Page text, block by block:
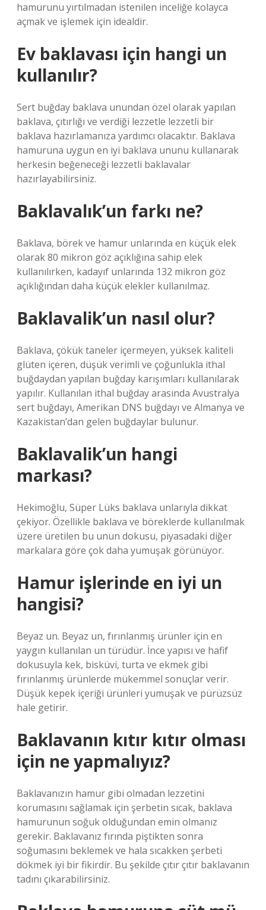
hamurunu yırtılmadan istenilen inceliğe kolayca
açmak ve işlemek için idealdir.
Ev baklavası için hangi un
kullanılır?
Sert buğday baklava unundan özel olarak yapılan
baklava, çıtırlığı ve verdiği lezzetle lezzetli bir
baklava hazırlamanıza yardımcı olacaktır. Baklava
hamuruna uygun en iyi baklava ununu kullanarak
herkesin beğeneceği lezzetli baklavalar
hazırlayabilirsiniz.
Baklavalık’un farkı ne?
Baklava, börek ve hamur unlarında en küçük elek
olarak 80 mikron göz açıklığına sahip elek
kullanılırken, kadayıf unlarında 132 mikron göz
açıklığından daha küçük elekler kullanılmaz.
Baklavalik’un nasıl olur?
Baklava, çökük taneler içermeyen, yüksek kaliteli
glüten içeren, düşük verimli ve çoğunlukla ithal
buğdaydan yapılan buğday karışımları kullanılarak
yapılır. Kullanılan ithal buğday arasında Avustralya
sert buğdayı, Amerikan DNS buğdayı ve Almanya ve
Kazakistan’dan gelen buğdaylar bulunur.
Baklavalik’un hangi
markası?
Hekimoğlu, Süper Lüks baklava unlarıyla dikkat
çekiyor. Özellikle baklava ve böreklerde kullanılmak
üzere üretilen bu unun dokusu, piyasadaki diğer
markalara göre çok daha yumuşak görünüyor.
Hamur işlerinde en iyi un
hangisi?
Beyaz un. Beyaz un, fırınlanmış ürünler için en
yaygın kullanılan un türüdür. İnce yapısı ve hafif
dokusuyla kek, bisküvi, turta ve ekmek gibi
fırınlanmış ürünlerde mükemmel sonuçlar verir.
Düşük kepek içeriği ürünleri yumuşak ve pürüzsüz
hale getirir.
Baklavanın kıtır kıtır olması
için ne yapmalıyız?
Baklavanızın hamur gibi olmadan lezzetini
korumasını sağlamak için şerbetin sıcak, baklava
hamurunun soğuk olduğundan emin olmanız
gerekir. Baklavanız fırında piştikten sonra
soğumasını beklemek ve hala sıcakken şerbeti
dökmek iyi bir fikirdir. Bu şekilde çıtır çıtır baklavanın
tadını çıkarabilirsiniz.